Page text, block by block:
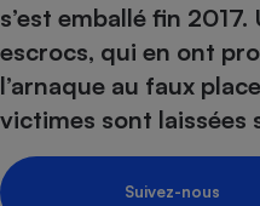
s’est emballé fin
escrocs, qui en ont
l’arnaque au faux
victimes sont laissées
Suivez-nous